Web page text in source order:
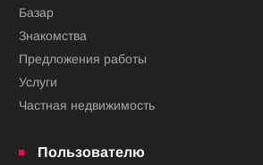
Базар
Знакомства
Предложения работы
Услуги
Частная недвижимость
Пользователю